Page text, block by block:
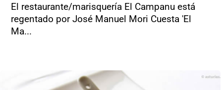
El restaurante/marisquería El Campanu está
regentado por José Manuel Mori Cuesta 'El
Ma...